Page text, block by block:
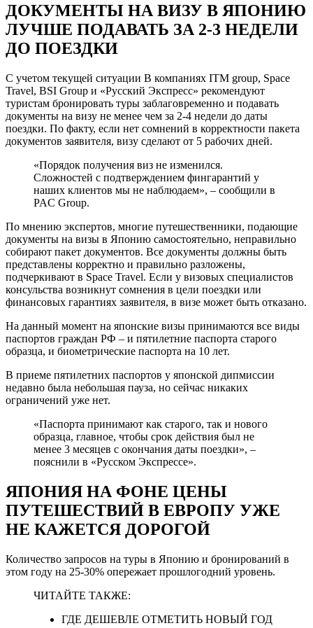
ДОКУМЕНТЫ НА ВИЗУ В ЯПОНИЮ
ЛУЧШЕ ПОДАВАТЬ ЗА 2-3 НЕДЕЛИ
ДО ПОЕЗДКИ
С учетом текущей ситуации В компаниях ITM group, Space
Travel, BSI Group и «Русский Экспресс» рекомендуют
туристам бронировать туры заблаговременно и подавать
документы на визу не менее чем за 2-4 недели до даты
поездки. По факту, если нет сомнений в корректности пакета
документов заявителя, визу сделают от 5 рабочих дней.
«Порядок получения виз не изменился.
Сложностей с подтверждением фингарантий у
наших клиентов мы не наблюдаем», – сообщили в
PAC Group.
По мнению экспертов, многие путешественники, подающие
документы на визы в Японию самостоятельно, неправильно
собирают пакет документов. Все документы должны быть
представлены корректно и правильно разложены,
подчеркивают в Space Travel. Если у визовых специалистов
консульства возникнут сомнения в цели поездки или
финансовых гарантиях заявителя, в визе может быть отказано.
На данный момент на японские визы принимаются все виды
паспортов граждан РФ – и пятилетние паспорта старого
образца, и биометрические паспорта на 10 лет.
В приеме пятилетних паспортов у японской дипмиссии
недавно была небольшая пауза, но сейчас никаких
ограничений уже нет.
«Паспорта принимают как старого, так и нового
образца, главное, чтобы срок действия был не
менее 3 месяцев с окончания даты поездки», –
пояснили в «Русском Экспрессе».
ЯПОНИЯ НА ФОНЕ ЦЕНЫ
ПУТЕШЕСТВИЙ В ЕВРОПУ УЖЕ
НЕ КАЖЕТСЯ ДОРОГОЙ
Количество запросов на туры в Японию и бронирований в
этом году на 25-30% опережает прошлогодний уровень.
ЧИТАЙТЕ ТАКЖЕ:
ГДЕ ДЕШЕВЛЕ ОТМЕТИТЬ НОВЫЙ ГОД